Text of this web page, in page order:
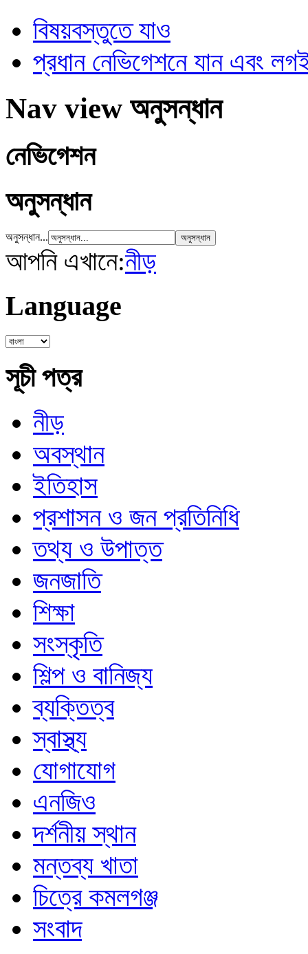
বিষয়বস্তুতে যাও
প্রধান নেভিগেশনে যান এবং
Nav view অনুসন্ধান
নেভিগেশন
অনুসন্ধান
অনুসন্ধান...
আপনি এখানে:নীড়
Language
সূচী পত্র
নীড়
অবস্থান
ইতিহাস
প্রশাসন ও জন প্রতিনিধি
তথ্য ও উপাত্ত
জনজাতি
শিক্ষা
সংস্কৃতি
শিল্প ও বানিজ্য
ব্যক্তিত্ব
স্বাস্থ্য
যোগাযোগ
এনজিও
দর্শনীয় স্থান
মন্তব্য খাতা
চিত্রে কমলগঞ্জ
সংবাদ